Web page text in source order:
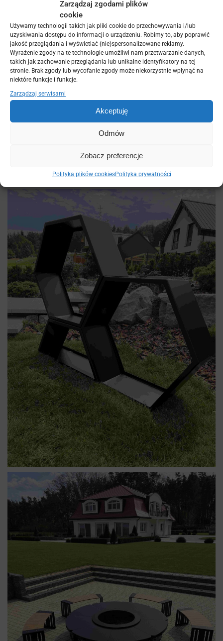
Zarządzaj zgodami plików
cookie
Używamy technologii takich jak pliki cookie do przechowywania i/lub
uzyskiwania dostępu do informacji o urządzeniu. Robimy to, aby poprawić
jakość przeglądania i wyświetlać (nie)spersonalizowane reklamy.
Wyrażenie zgody na te technologie umożliwi nam przetwarzanie danych,
takich jak zachowanie przeglądania lub unikalne identyfikatory na tej
stronie. Brak zgody lub wycofanie zgody może niekorzystnie wpłynąć na
niektóre funkcje i funkcje.
Zarządzaj serwisami
Akceptuję
Odmów
Zobacz preferencje
Polityka plików cookiesPolityka prywatności